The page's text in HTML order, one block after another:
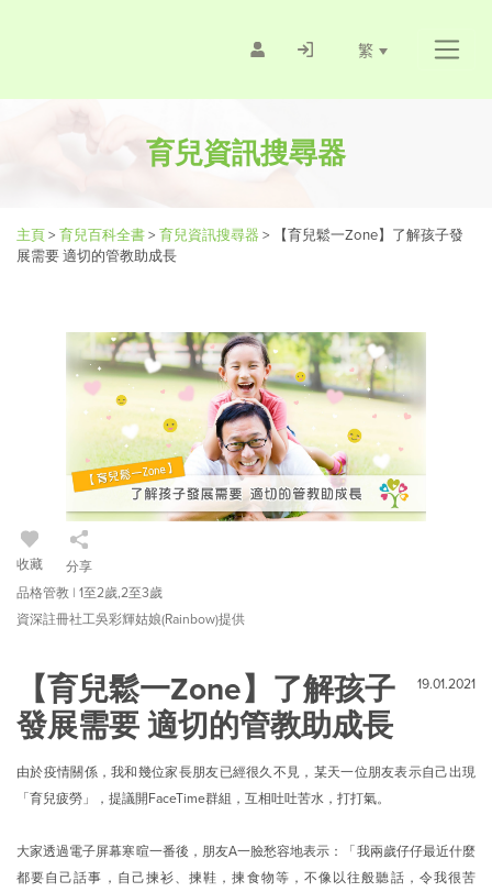
繁
育兒資訊搜尋器
主頁> 育兒百科全書> 育兒資訊搜尋器 >
【育兒鬆一Zone】了解孩子發
展需要 適切的管教助成長
收藏
分享
品格管教 | 1至2歲,2至3歲
資深註冊社工吳彩輝姑娘(Rainbow)提供
【育兒鬆一Zone】了解孩子
發展需要 適切的管教助成長
19.01.2021
由於疫情關係，我和幾位家長朋友已經很久不見，某天一位朋友表示自己出現
「育兒疲勞」，提議開FaceTime群組，互相吐吐苦水，打打氣。
大家透過電子屏幕寒暄一番後，朋友A一臉愁容地表示：「我兩歲仔仔最近什麼
都要自己話事，自己揀衫、揀鞋，揀食物等，不像以往般聽話，令我很苦